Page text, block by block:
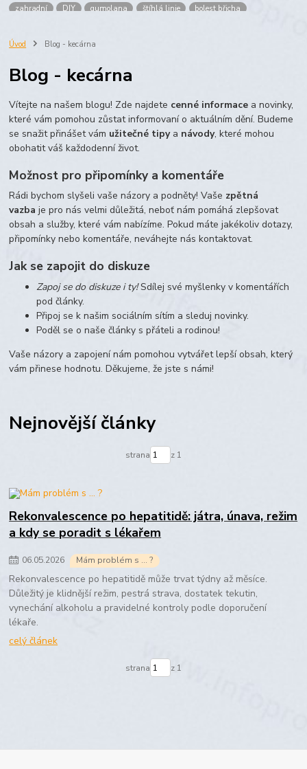
zahradní
DIY gumolana štíhlá linie
bolest břicha
Prokloub
Vláknina
maltodextrin
škrob skrob
Úvod Blog - kecárna
Blog - kecárna
Vítejte na našem blogu! Zde najdete cenné informace a novinky,
které vám pomohou zůstat informovaní o aktuálním dění. Budeme
se snažit přinášet vám užitečné tipya návody, které mohou
obohatit váš každodenní život.
Možnost pro připomínky a komentáře
Rádi bychom slyšeli vaše názory a podněty! Vaše zpětná
vazba je pro nás velmi důležitá, neboť nám pomáhá zlepšovat
obsah a služby, které vám nabízíme. Pokud máte jakékoliv dotazy,
připomínky nebo komentáře, neváhejte nás kontaktovat.
Jak se zapojit do diskuze
Zapoj se do diskuze i ty!Sdílej své myšlenky v komentářích
pod články.
Připoj se k našim sociálním sítím a sleduj novinky.
Poděl se o naše články s přáteli a rodinou!
Vaše názory a zapojení nám pomohou vytvářet lepší obsah, který
vám přinese hodnotu. Děkujeme, že jste s námi!
Nejnovější články
strana z 1
Rekonvalescence po hepatitidě: játra, únava, režim
a kdy se poradit s lékařem
06.05.2026 Mám problém s ... ?
Rekonvalescence po hepatitidě může trvat týdny až měsíce.
Důležitý je klidnější režim, pestrá strava, dostatek tekutin,
vynechání alkoholu a pravidelné kontroly podle doporučení
lékaře.
celý článek
strana z 1